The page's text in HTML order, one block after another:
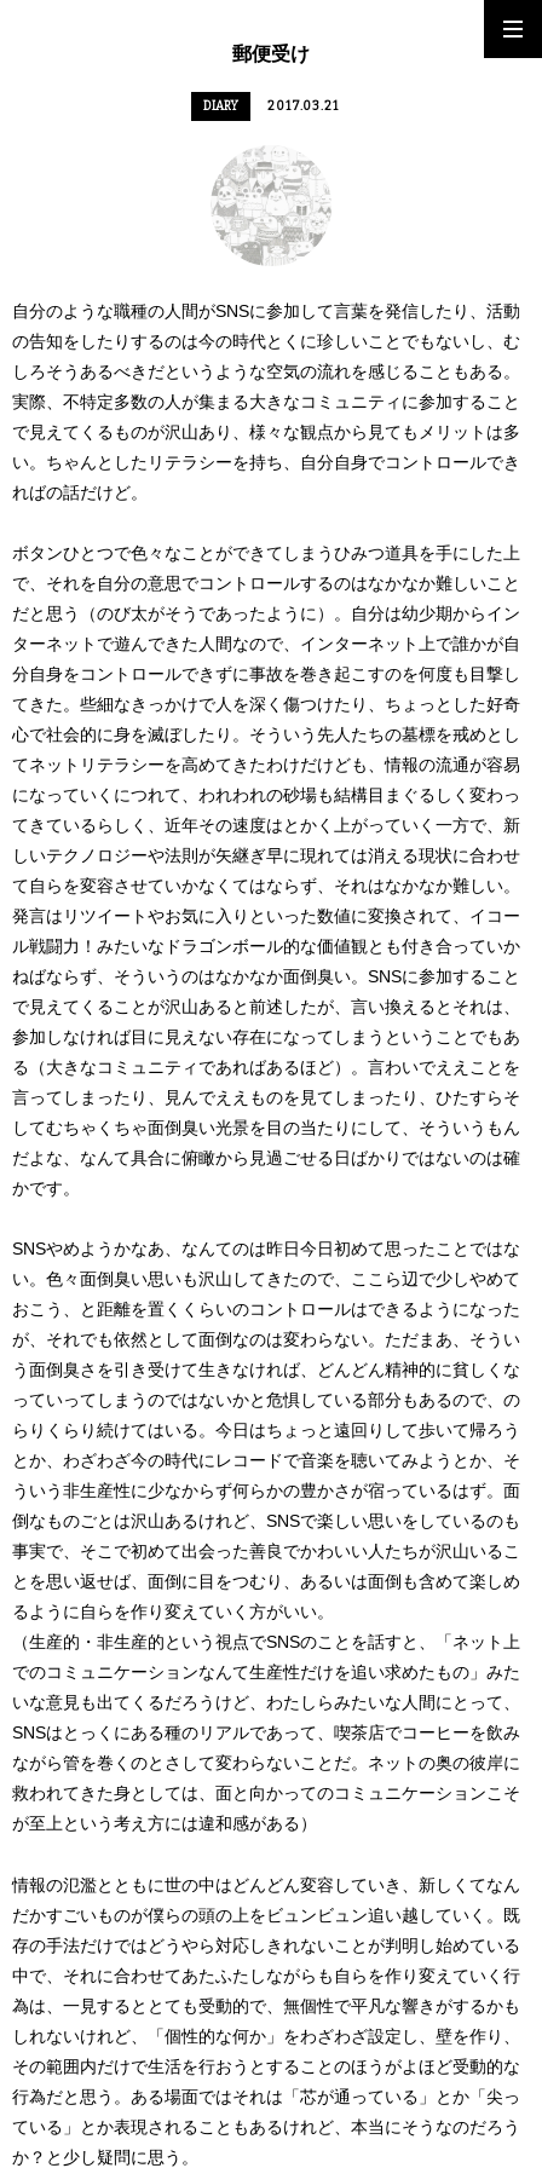
郵便受け
DIARY 2017.03.21
自分のような職種の人間がSNSに参加して言葉を発信したり、活動
の告知をしたりするのは今の時代とくに珍しいことでもないし、む
しろそうあるべきだというような空気の流れを感じることもある。
実際、不特定多数の人が集まる大きなコミュニティに参加すること
で見えてくるものが沢山あり、様々な観点から見てもメリットは多
い。ちゃんとしたリテラシーを持ち、自分自身でコントロールでき
ればの話だけど。
ボタンひとつで色々なことができてしまうひみつ道具を手にした上
で、それを自分の意思でコントロールするのはなかなか難しいこと
だと思う（のび太がそうであったように）。自分は幼少期からイン
ターネットで遊んできた人間なので、インターネット上で誰かが自
分自身をコントロールできずに事故を巻き起こすのを何度も目撃し
てきた。些細なきっかけで人を深く傷つけたり、ちょっとした好奇
心で社会的に身を滅ぼしたり。そういう先人たちの墓標を戒めとし
てネットリテラシーを高めてきたわけだけども、情報の流通が容易
になっていくにつれて、われわれの砂場も結構目まぐるしく変わっ
てきているらしく、近年その速度はとかく上がっていく一方で、新
しいテクノロジーや法則が矢継ぎ早に現れては消える現状に合わせ
て自らを変容させていかなくてはならず、それはなかなか難しい。
発言はリツイートやお気に入りといった数値に変換されて、イコー
ル戦闘力！みたいなドラゴンボール的な価値観とも付き合っていか
ねばならず、そういうのはなかなか面倒臭い。SNSに参加すること
で見えてくることが沢山あると前述したが、言い換えるとそれは、
参加しなければ目に見えない存在になってしまうということでもあ
る（大きなコミュニティであればあるほど）。言わいでええことを
言ってしまったり、見んでええものを見てしまったり、ひたすらそ
してむちゃくちゃ面倒臭い光景を目の当たりにして、そういうもん
だよな、なんて具合に俯瞰から見過ごせる日ばかりではないのは確
かです。
SNSやめようかなあ、なんてのは昨日今日初めて思ったことではな
い。色々面倒臭い思いも沢山してきたので、ここら辺で少しやめて
おこう、と距離を置くくらいのコントロールはできるようになった
が、それでも依然として面倒なのは変わらない。ただまあ、そうい
う面倒臭さを引き受けて生きなければ、どんどん精神的に貧しくな
っていってしまうのではないかと危惧している部分もあるので、の
らりくらり続けてはいる。今日はちょっと遠回りして歩いて帰ろう
とか、わざわざ今の時代にレコードで音楽を聴いてみようとか、そ
ういう非生産性に少なからず何らかの豊かさが宿っているはず。面
倒なものごとは沢山あるけれど、SNSで楽しい思いをしているのも
事実で、そこで初めて出会った善良でかわいい人たちが沢山いるこ
とを思い返せば、面倒に目をつむり、あるいは面倒も含めて楽しめ
るように自らを作り変えていく方がいい。
（生産的・非生産的という視点でSNSのことを話すと、「ネット上
でのコミュニケーションなんて生産性だけを追い求めたもの」みた
いな意見も出てくるだろうけど、わたしらみたいな人間にとって、
SNSはとっくにある種のリアルであって、喫茶店でコーヒーを飲み
ながら管を巻くのとさして変わらないことだ。ネットの奥の彼岸に
救われてきた身としては、面と向かってのコミュニケーションこそ
が至上という考え方には違和感がある）
情報の氾濫とともに世の中はどんどん変容していき、新しくてなん
だかすごいものが僕らの頭の上をビュンビュン追い越していく。既
存の手法だけではどうやら対応しきれないことが判明し始めている
中で、それに合わせてあたふたしながらも自らを作り変えていく行
為は、一見するととても受動的で、無個性で平凡な響きがするかも
しれないけれど、「個性的な何か」をわざわざ設定し、壁を作り、
その範囲内だけで生活を行おうとすることのほうがよほど受動的な
行為だと思う。ある場面ではそれは「芯が通っている」とか「尖っ
ている」とか表現されることもあるけれど、本当にそうなのだろう
か？と少し疑問に思う。